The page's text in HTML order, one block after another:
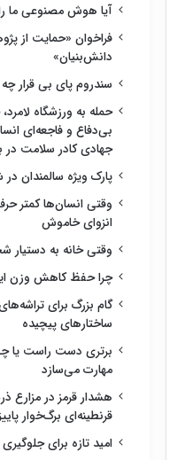
آیا هوش مصنوعی ما
فراخوان «حمایت از
دانش‌بنیان»
سندروم پای بی قرار
حمله به ورزشگاه
بی‌دفاع و فاجعه‌ای
جهادی کادر سلامت در
پارک ویژه سالمندان
وقتی انسان‌ها کمتر
انزوای خاموش
وقتی خانه به
چرا حفظ کاهش وزن
گام بزرگ برای
ساختارهای پیچیده
برتری دست راست یا
مهارت می‌سازد
هشدار قرمز در مزارع
قرنطینه‌ای برگ‌خوار
امید تازه برای